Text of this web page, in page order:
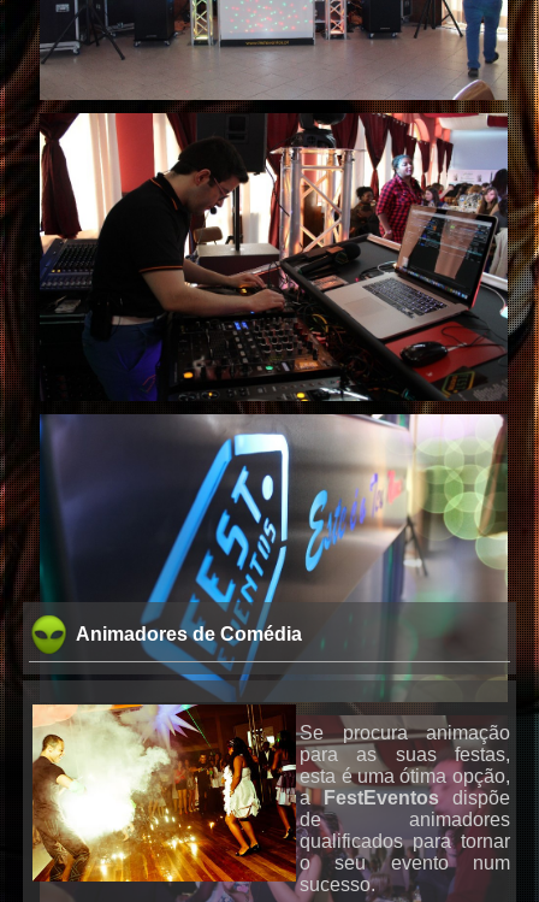
Animadores de Comédia
Se procura animação
para as suas festas,
esta é uma ótima opção,
a FestEventos dispõe
de animadores
qualificados para tornar
o seu evento num
sucesso.